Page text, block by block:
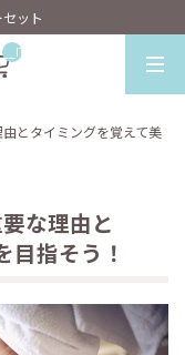
ット
__ITM_CNT__
とタイミングを覚えて美
な理由と
目指そう！